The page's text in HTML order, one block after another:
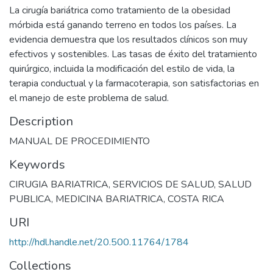
La cirugía bariátrica como tratamiento de la obesidad
mórbida está ganando terreno en todos los países. La
evidencia demuestra que los resultados clínicos son muy
efectivos y sostenibles. Las tasas de éxito del tratamiento
quirúrgico, incluida la modificación del estilo de vida, la
terapia conductual y la farmacoterapia, son satisfactorias en
el manejo de este problema de salud.
Description
MANUAL DE PROCEDIMIENTO
Keywords
CIRUGIA BARIATRICA, SERVICIOS DE SALUD, SALUD
PUBLICA, MEDICINA BARIATRICA, COSTA RICA
URI
http://hdl.handle.net/20.500.11764/1784
Collections